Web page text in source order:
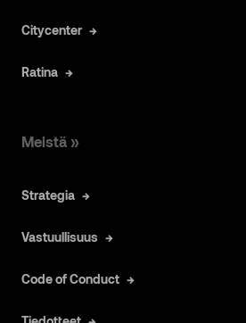
Citycenter
Ratina
Meistä »
Strategia
Vastuullisuus
Code of Conduct